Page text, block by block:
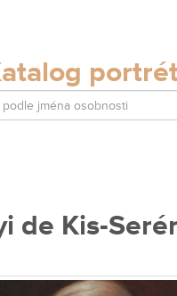
de Kis-